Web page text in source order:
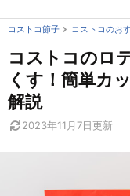
コストコ節子
コストコのお
コストコのロ
くす！簡単カ
解説
2023年11月7日更新